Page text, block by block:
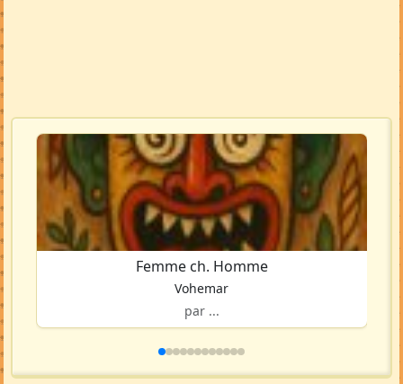
Femme ch. Homme
Vohemar
par ...